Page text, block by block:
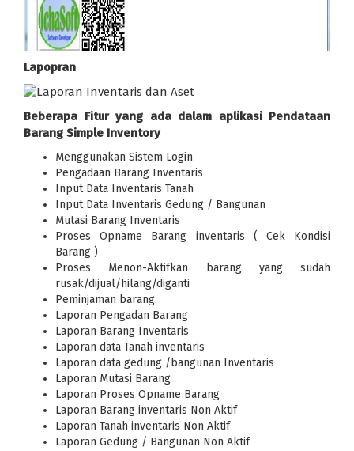
Lapopran
Beberapa Fitur yang ada dalam aplikasi Pendataan
Barang Simple Inventory
Menggunakan Sistem Login
Pengadaan Barang Inventaris
Input Data Inventaris Tanah
Input Data Inventaris Gedung / Bangunan
Mutasi Barang Inventaris
Proses Opname Barang inventaris ( Cek Kondisi
Barang )
Proses Menon-Aktifkan barang yang sudah
rusak/dijual/hilang/diganti
Peminjaman barang
Laporan Pengadan Barang
Laporan Barang Inventaris
Laporan data Tanah inventaris
Laporan data gedung /bangunan Inventaris
Laporan Mutasi Barang
Laporan Proses Opname Barang
Laporan Barang inventaris Non Aktif
Laporan Tanah inventaris Non Aktif
Laporan Gedung / Bangunan Non Aktif